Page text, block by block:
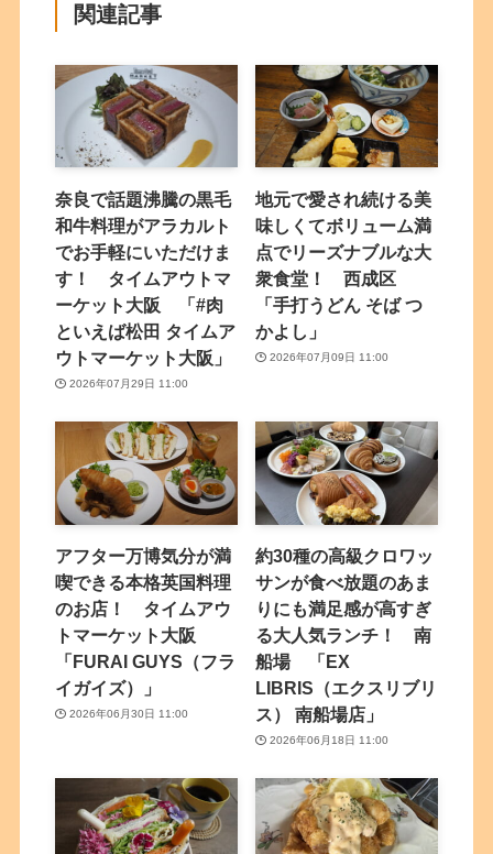
関連記事
奈良で話題沸騰の黒毛
和牛料理がアラカルト
でお手軽にいただけま
す！ タイムアウトマ
ーケット大阪 「#肉
といえば松田 タイムア
ウトマーケット大阪」
2026年07月29日 11:00
地元で愛され続ける美
味しくてボリューム満
点でリーズナブルな大
衆食堂！ 西成区
「手打うどん そば つ
かよし」
2026年07月09日 11:00
アフター万博気分が満
喫できる本格英国料理
のお店！ タイムアウ
トマーケット大阪
「FURAI GUYS（フラ
イガイズ）」
2026年06月30日 11:00
約30種の高級クロワッ
サンが食べ放題のあま
りにも満足感が高すぎ
る大人気ランチ！ 南
船場 「EX
LIBRIS（エクスリブリ
ス） 南船場店」
2026年06月18日 11:00